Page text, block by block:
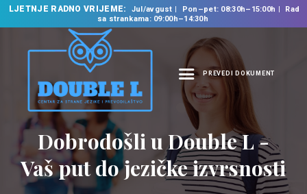
LJETNJE RADNO VRIJEME: Jul/avgust Pon–pet: 08:30h–15:00h
Rad
sa strankama: 09:00h–14:30h
PREVEDI DOKUMENT
NASLOVNA
O NAMA
NAŠE USLUGE
ŠKOLA STRANIH
JEZIKA
Dobrodošli u Double L -
Vaš put do jezičke izvrsnosti
Prevodilačke usluge
na 35 jezika